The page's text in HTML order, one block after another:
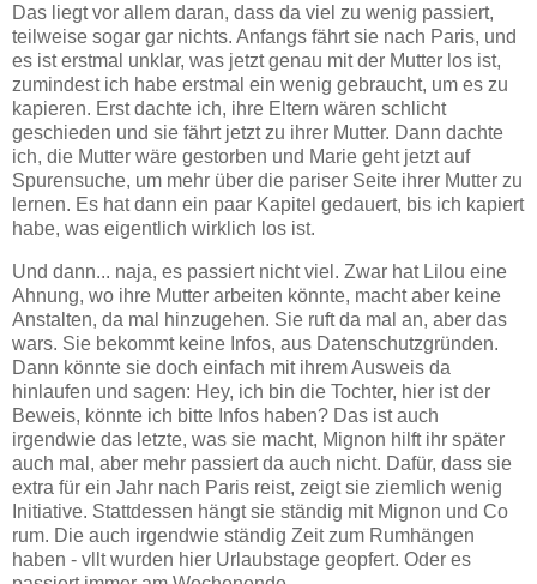
Das liegt vor allem daran, dass da viel zu wenig passiert,
teilweise sogar gar nichts. Anfangs fährt sie nach Paris, und
es ist erstmal unklar, was jetzt genau mit der Mutter los ist,
zumindest ich habe erstmal ein wenig gebraucht, um es zu
kapieren. Erst dachte ich, ihre Eltern wären schlicht
geschieden und sie fährt jetzt zu ihrer Mutter. Dann dachte
ich, die Mutter wäre gestorben und Marie geht jetzt auf
Spurensuche, um mehr über die pariser Seite ihrer Mutter zu
lernen. Es hat dann ein paar Kapitel gedauert, bis ich kapiert
habe, was eigentlich wirklich los ist.
Und dann... naja, es passiert nicht viel. Zwar hat Lilou eine
Ahnung, wo ihre Mutter arbeiten könnte, macht aber keine
Anstalten, da mal hinzugehen. Sie ruft da mal an, aber das
wars. Sie bekommt keine Infos, aus Datenschutzgründen.
Dann könnte sie doch einfach mit ihrem Ausweis da
hinlaufen und sagen: Hey, ich bin die Tochter, hier ist der
Beweis, könnte ich bitte Infos haben? Das ist auch
irgendwie das letzte, was sie macht, Mignon hilft ihr später
auch mal, aber mehr passiert da auch nicht. Dafür, dass sie
extra für ein Jahr nach Paris reist, zeigt sie ziemlich wenig
Initiative. Stattdessen hängt sie ständig mit Mignon und Co
rum. Die auch irgendwie ständig Zeit zum Rumhängen
haben - vllt wurden hier Urlaubstage geopfert. Oder es